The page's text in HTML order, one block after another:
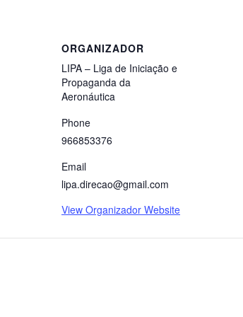
ORGANIZADOR
LIPA – Liga de Iniciação e
Propaganda da
Aeronáutica
Phone
966853376
Email
lipa.direcao@gmail.com
View Organizador Website